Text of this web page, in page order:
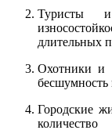
Туристы и
длительных
Охотники и
бесшумность
Городские